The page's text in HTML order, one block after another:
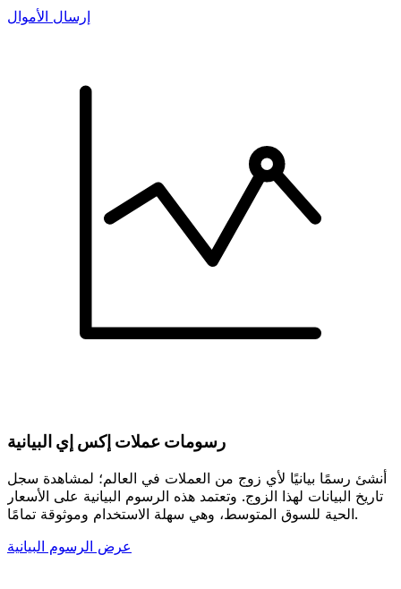
إرسال الأموال
رسومات عملات إكس إي البيانية
أنشئ رسمًا بيانيًا لأي زوج من العملات في العالم؛ لمشاهدة سجل
تاريخ البيانات لهذا الزوج. وتعتمد هذه الرسوم البيانية على الأسعار
الحية للسوق المتوسط، وهي سهلة الاستخدام وموثوقة تمامًا.
عرض الرسوم البيانية